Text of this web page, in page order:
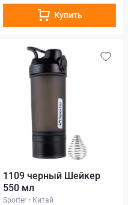
Купить
1109 черный Шейкер
550 мл
Sporter • Китай